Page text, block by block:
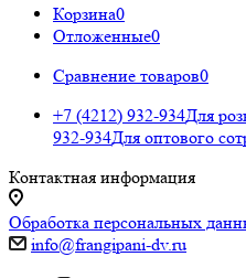
Корзина0
Отложенные0
Сравнение товаров0
+7 (4212) 932-934Для
932-934Для оптового
Контактная информация
Обработка персональных
info@frangipani-dv.ru